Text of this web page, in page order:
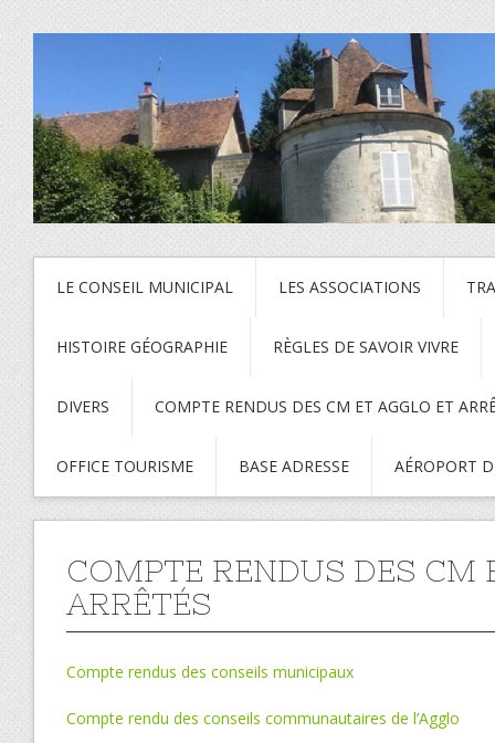
LE CONSEIL MUNICIPAL LES ASSOCIATIONS
HISTOIRE GÉOGRAPHIE RÈGLES DE SAVOIR VIVRE
DIVERS COMPTE RENDUS DES CM ET AGGLO ET
OFFICE TOURISME BASE ADRESSE AÉROPORT
COMPTE RENDUS DES CM
ARRÊTÉS
Compte rendus des conseils municipaux
Compte rendu des conseils communautaires de l’Agglo